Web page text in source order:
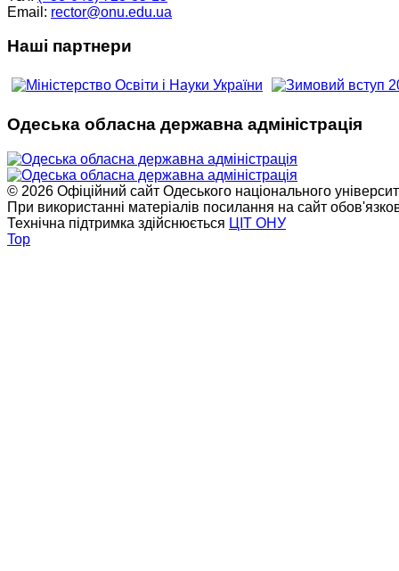
Email: rector@onu.edu.ua
Наші партнери
Одеська обласна державна адміністрація
© 2026 Офіційний сайт Одеського національного
При використанні матеріалів посилання на сайт
Технічна підтримка здійснюється ЦІТ ОНУ
Top